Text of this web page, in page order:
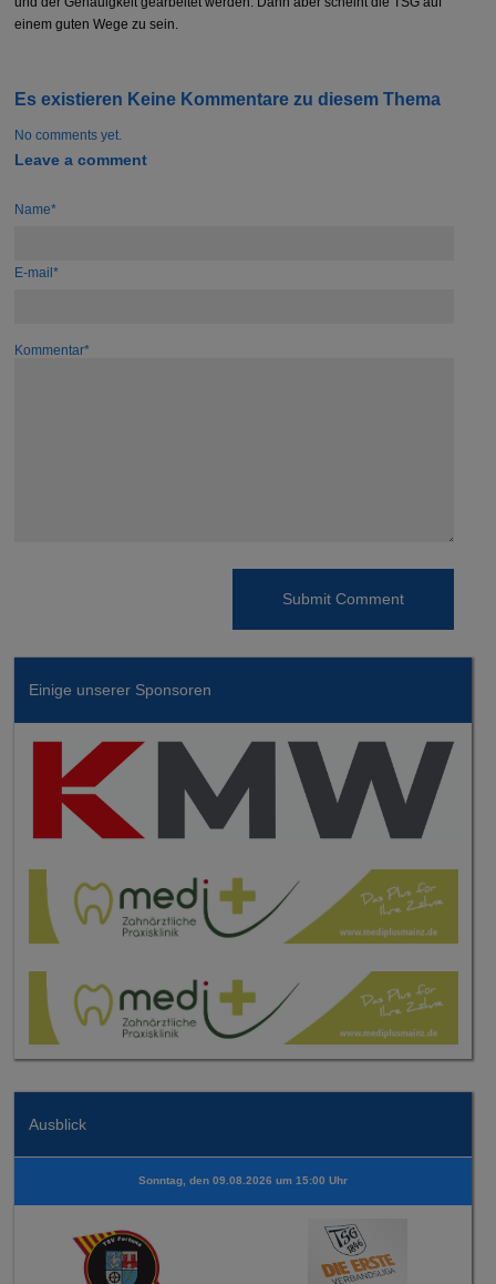
einem guten Wege zu sein.
Es existieren Keine Kommentare zu diesem Thema
No comments yet.
Leave a comment
Name*
E-mail*
Kommentar*
Einige unserer Sponsoren
Ausblick
Sonntag, den 09.08.2026 um 15:00 Uhr